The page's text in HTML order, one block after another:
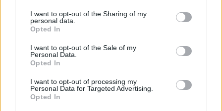
I want to opt-out of the Sharing of my
personal data.
Opted In
I want to opt-out of the Sale of my
Personal Data.
Opted In
I want to opt-out of processing my
Personal Data for Targeted Advertising.
Opted In